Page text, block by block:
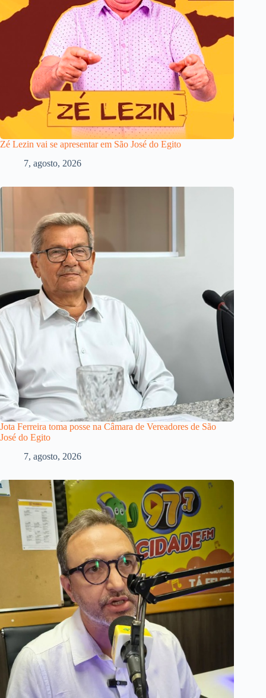
Zé Lezin vai se apresentar em São José do Egito
7, agosto, 2026
Jota Ferreira toma posse na Câmara de Vereadores de São
José do Egito
7, agosto, 2026